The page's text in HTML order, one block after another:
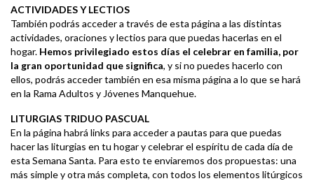
ACTIVIDADES Y LECTIOS
También podrás acceder a través de esta página a las distintas
actividades, oraciones y lectios para que puedas hacerlas en el
hogar. Hemos privilegiado estos días el celebrar en familia, por
la gran oportunidad que significa, y si no puedes hacerlo con
ellos, podrás acceder también en esa misma página a lo que se hará
en la Rama Adultos y Jóvenes Manquehue.
LITURGIAS TRIDUO PASCUAL
En la página habrá links para acceder a pautas para que puedas
hacer las liturgias en tu hogar y celebrar el espíritu de cada día de
esta Semana Santa. Para esto te enviaremos dos propuestas: una
más simple y otra más completa, con todos los elementos litúrgicos